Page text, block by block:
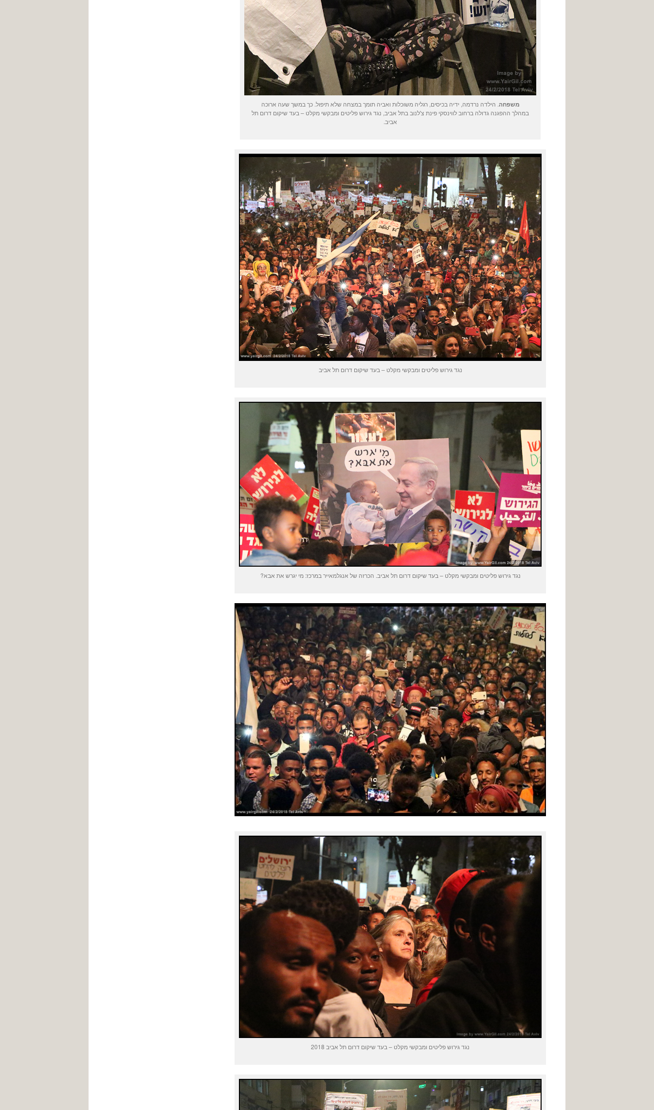
משפחה. הילדה נרדמה, ידיה בכיסים, רגליה משוכלות ואביה תומך במצחה שלא תיפול. כך במשך שעה ארוכה
במהלך ההפגנה גדולה ברחוב לווינסקי פינת צ'לנוב בתל אביב, נגד גירוש פליטים ומבקשי מקלט – בעד שיקום דרום תל
אביב.
נגד גירוש פליטים ומבקשי מקלט – בעד שיקום דרום תל אביב
נגד גירוש פליטים ומבקשי מקלט – בעד שיקום דרום תל אביב. הכרזה של אנגלמאייר במרכז: מי יגרש את אבא?
נגד גירוש פליטים ומבקשי מקלט – בעד שיקום דרום תל אביב 2018